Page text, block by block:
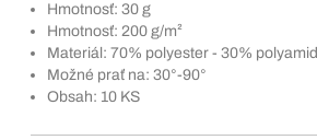
Hmotnosť: 30 g
Hmotnosť: 200 g/m²
Materiál: 70% polyester - 30% polyamid
Možné prať na: 30°-90°
Obsah: 10 KS